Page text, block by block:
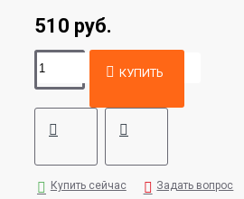
510 руб.
КУПИТЬ
Купить сейчас Задать вопрос